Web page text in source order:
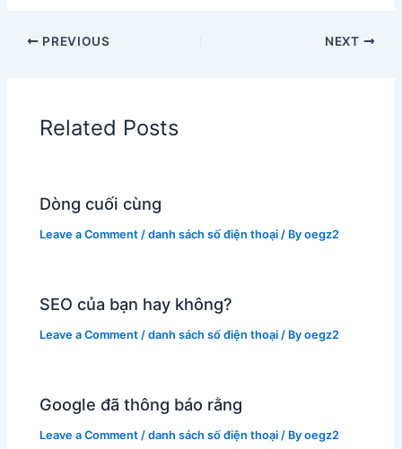
PREVIOUS NEXT
Related Posts
Dòng cuối cùng
Leave a Comment /danh sách số điện thoại / Byoegz2
SEO của bạn hay không?
Leave a Comment /danh sách số điện thoại / Byoegz2
Google đã thông báo rằng
Leave a Comment /danh sách số điện thoại / Byoegz2